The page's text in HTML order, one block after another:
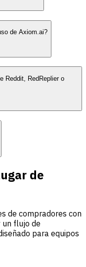
de Axiom.ai?
Reddit, RedReplier o
de
de compradores con
un flujo de
para equipos